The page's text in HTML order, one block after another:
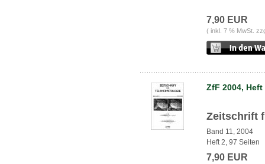
7,90 EUR
( inkl. 7 % MwSt.
ZfF 2004, Heft
Zeitschrift
Band 11, 2004
Heft 2, 97 Seiten
7,90 EUR